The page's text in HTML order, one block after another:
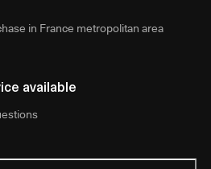
in France metropolitan area
available